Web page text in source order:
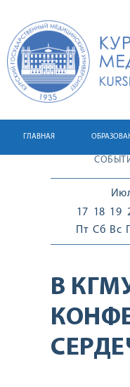
ГЛАВНАЯ
17
Пт
18
Сб
19
Вс
В